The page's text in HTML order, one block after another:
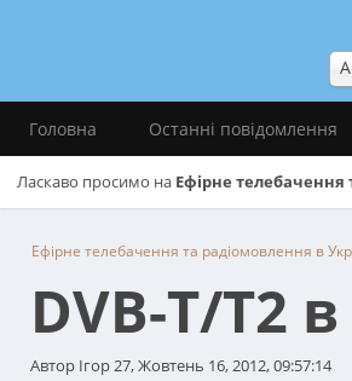
Головна Останні повідомлення
Ласкаво просимо на Ефірне телебачення
Ефірне телебачення та радіомовлення в
DVB-T/T2
Автор Ігор 27, Жовтень 16, 2012, 09:57:14